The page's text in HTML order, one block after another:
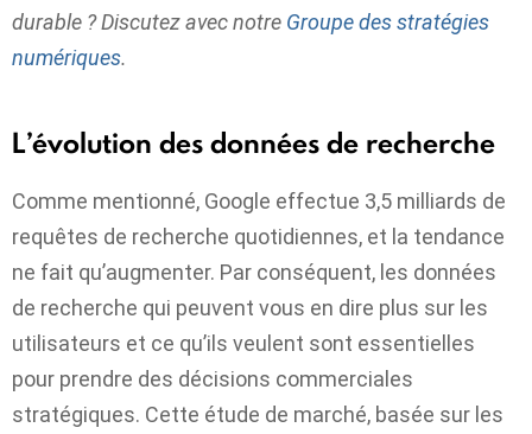
durable ? Discutez avec notre Groupe des stratégies
numériques.
L’évolution des données de recherche
Comme mentionné, Google effectue 3,5 milliards de
requêtes de recherche quotidiennes, et la tendance
ne fait qu’augmenter. Par conséquent, les données
de recherche qui peuvent vous en dire plus sur les
utilisateurs et ce qu’ils veulent sont essentielles
pour prendre des décisions commerciales
stratégiques. Cette étude de marché, basée sur les